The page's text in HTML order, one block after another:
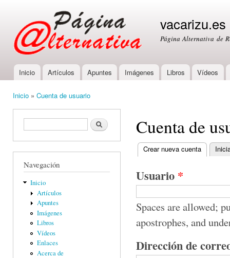
vacarizu.es
Página Alternativa de
Main menu
Inicio Artículos Apuntes Imágenes Libros Vídeos
Inicio » Cuenta de usuario
Formulario de búsquedaBuscar
Navegación
Inicio
Artículos
Apuntes
Imágenes
Libros
Vídeos
Enlaces
Acerca de
Cuenta de
Primary tabs
Crear nueva cuenta (active
Usuario *
Spaces are allowed;
apostrophes, and
Dirección de